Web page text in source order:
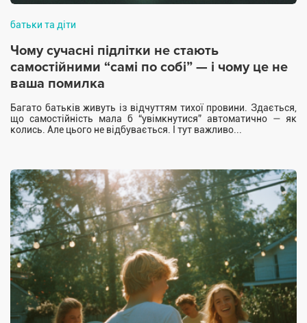
батьки та діти
Чому сучасні підлітки не стають
самостійними “самі по собі” — і чому це не
ваша помилка
Багато батьків живуть із відчуттям тихої провини. Здається,
що самостійність мала б “увімкнутися” автоматично — як
колись. Але цього не відбувається. І тут важливо...